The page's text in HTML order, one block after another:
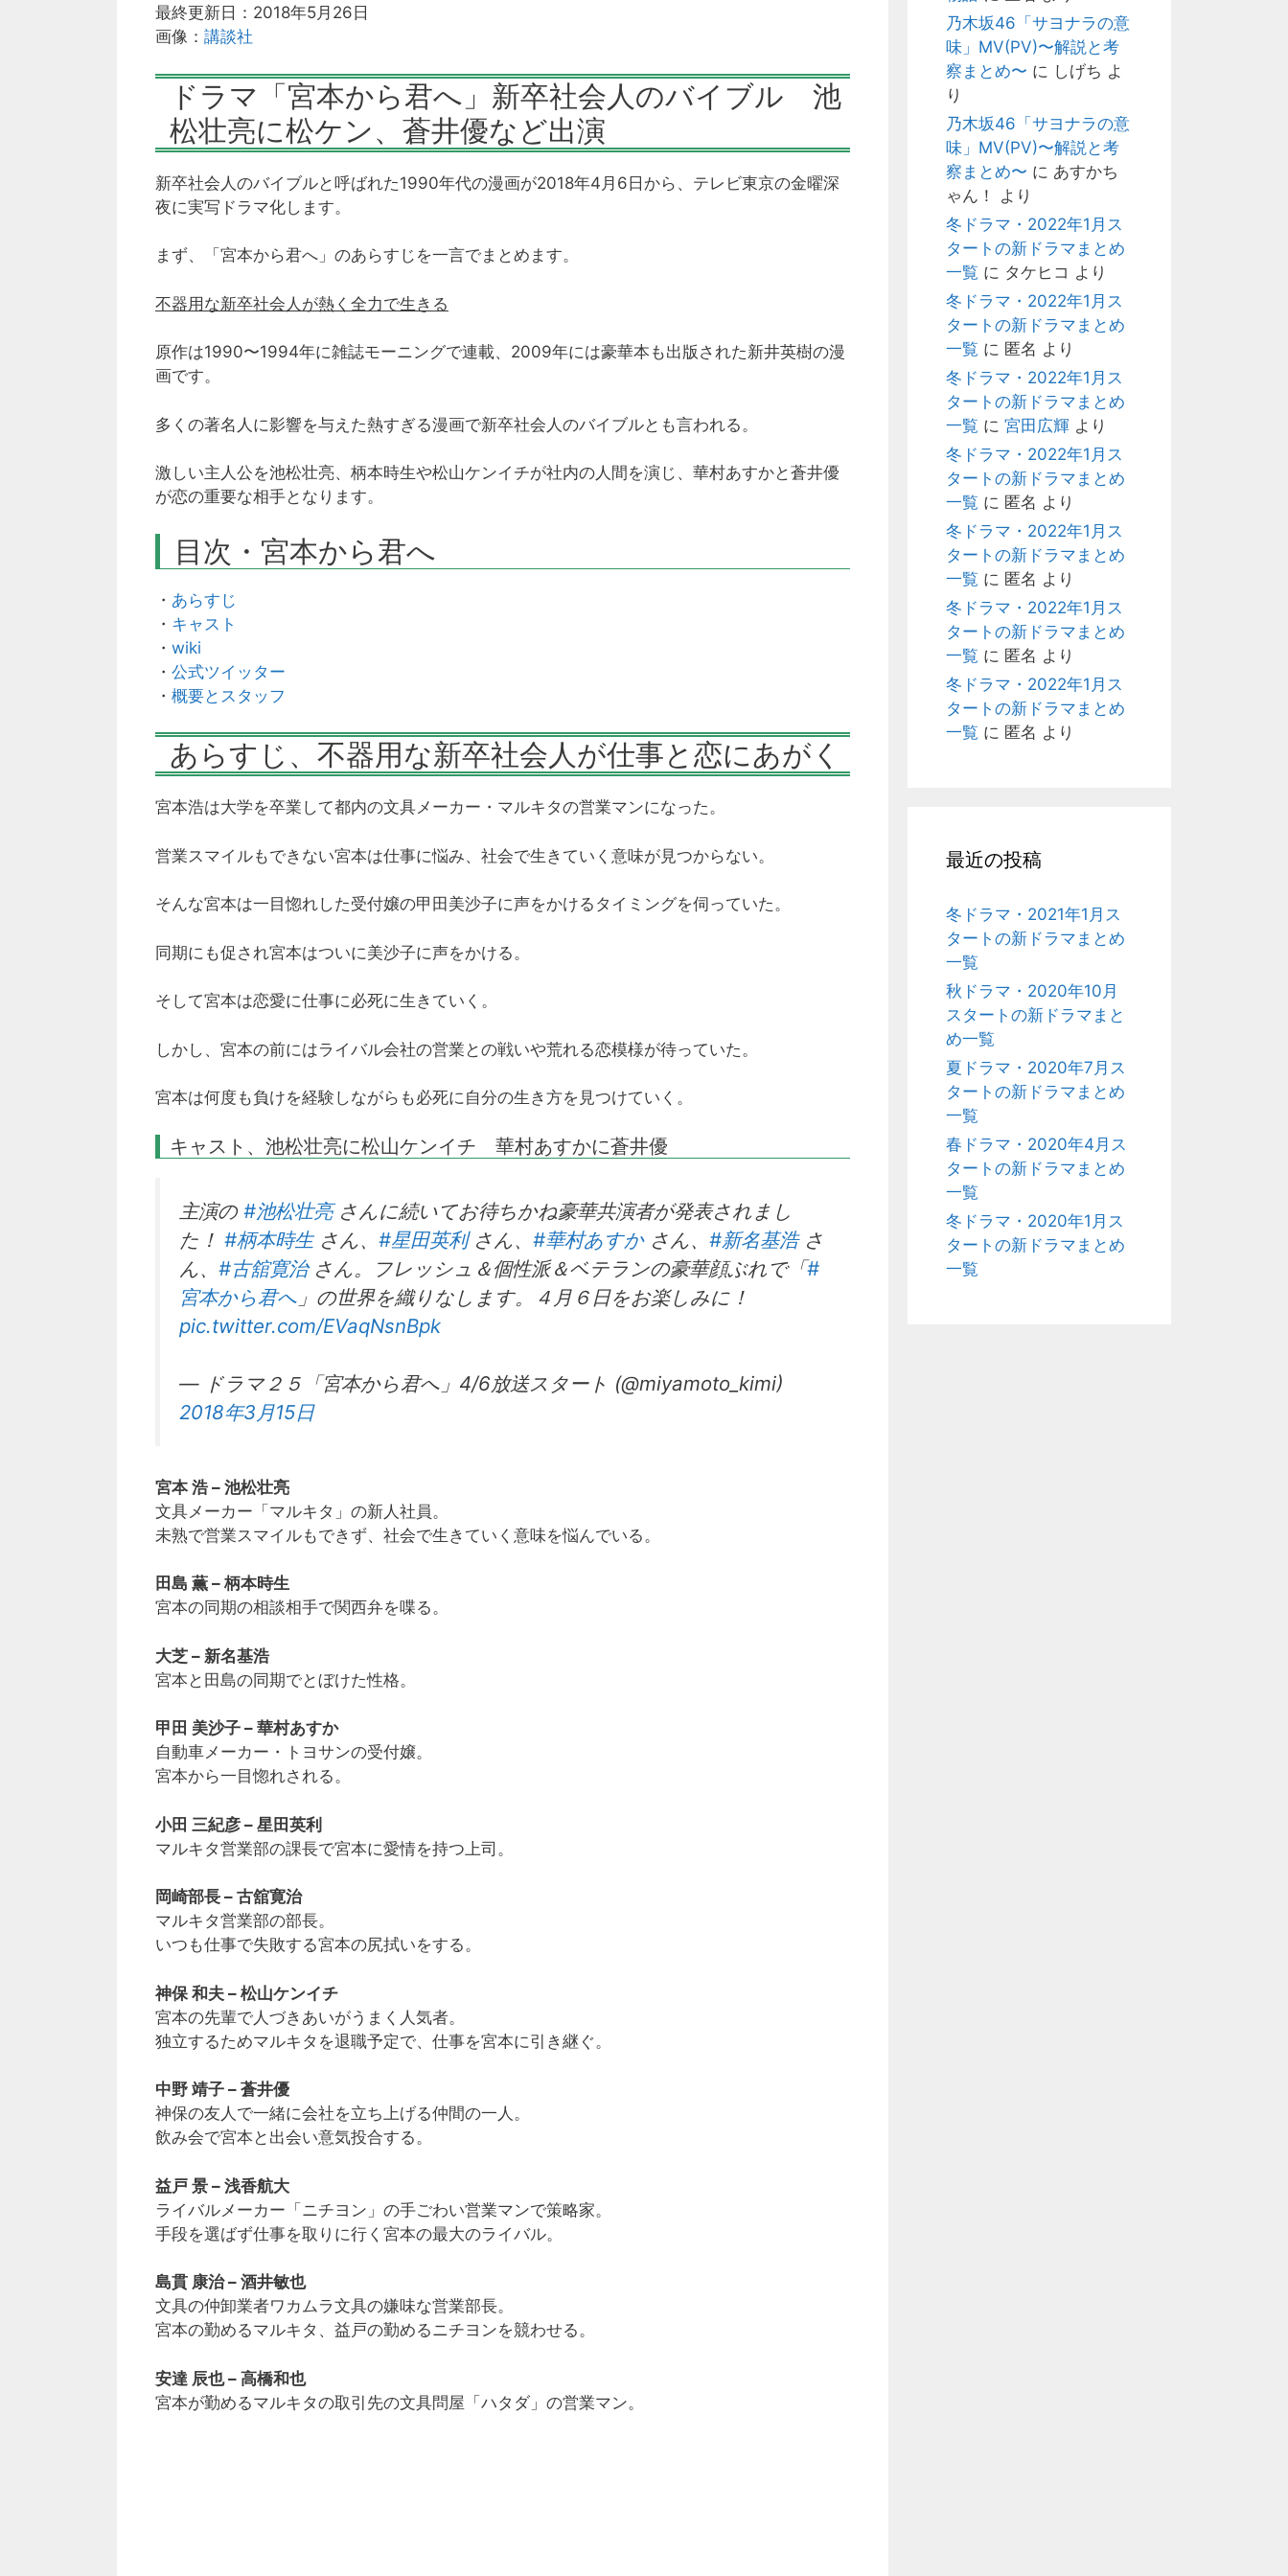
最終更新日：2018年5月26日
画像： 講談社
ドラマ「宮本から君へ」新卒社会人のバイブル 池
松壮亮に松ケン、蒼井優など出演
新卒社会人のバイブルと呼ばれた1990年代の漫画が2018年4月6日から、テレビ東京の金曜深
夜に実写ドラマ化します。
まず、「宮本から君へ」のあらすじを一言でまとめます。
不器用な新卒社会人が熱く全力で生きる
原作は1990〜1994年に雑誌モーニングで連載、2009年には豪華本も出版された新井英樹の漫
画です。
多くの著名人に影響を与えた熱すぎる漫画で新卒社会人のバイブルとも言われる。
激しい主人公を池松壮亮、柄本時生や松山ケンイチが社内の人間を演じ、華村あすかと蒼井優
が恋の重要な相手となります。
目次・宮本から君へ
・ あらすじ
・ キャスト
・ wiki
・ 公式ツイッター
・ 概要とスタッフ
あらすじ、不器用な新卒社会人が仕事と恋にあがく
宮本浩は大学を卒業して都内の文具メーカー・マルキタの営業マンになった。
営業スマイルもできない宮本は仕事に悩み、社会で生きていく意味が見つからない。
そんな宮本は一目惚れした受付嬢の甲田美沙子に声をかけるタイミングを伺っていた。
同期にも促され宮本はついに美沙子に声をかける。
そして宮本は恋愛に仕事に必死に生きていく。
しかし、宮本の前にはライバル会社の営業との戦いや荒れる恋模様が待っていた。
宮本は何度も負けを経験しながらも必死に自分の生き方を見つけていく。
キャスト、池松壮亮に松山ケンイチ 華村あすかに蒼井優
主演の #池松壮亮さんに続いてお待ちかね豪華共演者が発表されまし
た！ #柄本時生さん、 #星田英利さん、 #華村あすかさん、 #新名基浩さ
ん、 #古舘寛治さん。フレッシュ＆個性派＆ベテランの豪華顔ぶれで「#
宮本から君へ 」の世界を織りなします。４月６日をお楽しみに！
pic.twitter.com/EVaqNsnBpk
— ドラマ２５「宮本から君へ」4/6放送スタート (@miyamoto_kimi)
2018年3月15日
宮本 浩 – 池松壮亮
文具メーカー「マルキタ」の新人社員。
未熟で営業スマイルもできず、社会で生きていく意味を悩んでいる。
田島 薫 – 柄本時生
宮本の同期の相談相手で関西弁を喋る。
大芝 – 新名基浩
宮本と田島の同期でとぼけた性格。
甲田 美沙子 – 華村あすか
自動車メーカー・トヨサンの受付嬢。
宮本から一目惚れされる。
小田 三紀彦 – 星田英利
マルキタ営業部の課長で宮本に愛情を持つ上司。
岡崎部長 – 古舘寛治
マルキタ営業部の部長。
いつも仕事で失敗する宮本の尻拭いをする。
神保 和夫 – 松山ケンイチ
宮本の先輩で人づきあいがうまく人気者。
独立するためマルキタを退職予定で、仕事を宮本に引き継ぐ。
中野 靖子 – 蒼井優
神保の友人で一緒に会社を立ち上げる仲間の一人。
飲み会で宮本と出会い意気投合する。
益戸 景 – 浅香航大
ライバルメーカー「ニチヨン」の手ごわい営業マンで策略家。
手段を選ばず仕事を取りに行く宮本の最大のライバル。
島貫 康治 – 酒井敏也
文具の仲卸業者ワカムラ文具の嫌味な営業部長。
宮本の勤めるマルキタ、益戸の勤めるニチヨンを競わせる。
安達 辰也 – 高橋和也
宮本が勤めるマルキタの取引先の文具問屋「ハタダ」の営業マン。
乃木坂46「サヨナラの意
味」MV(PV)〜解説と考
察まとめ〜 に しげち よ
り
乃木坂46「サヨナラの意
味」MV(PV)〜解説と考
察まとめ〜 に あすかち
ゃん！
より
冬ドラマ・2022年1月ス
タートの新ドラマまとめ
一覧 に タケヒコ より
冬ドラマ・2022年1月ス
タートの新ドラマまとめ
一覧 に 匿名 より
冬ドラマ・2022年1月ス
タートの新ドラマまとめ
一覧 に 宮田広輝 より
冬ドラマ・2022年1月ス
タートの新ドラマまとめ
一覧 に 匿名 より
冬ドラマ・2022年1月ス
タートの新ドラマまとめ
一覧 に 匿名 より
冬ドラマ・2022年1月ス
タートの新ドラマまとめ
一覧 に 匿名 より
冬ドラマ・2022年1月ス
タートの新ドラマまとめ
一覧 に 匿名 より
最近の投稿
冬ドラマ・2021年1月ス
タートの新ドラマまとめ
一覧
秋ドラマ・2020年10月
スタートの新ドラマまと
め一覧
夏ドラマ・2020年7月ス
タートの新ドラマまとめ
一覧
春ドラマ・2020年4月ス
タートの新ドラマまとめ
一覧
冬ドラマ・2020年1月ス
タートの新ドラマまとめ
一覧